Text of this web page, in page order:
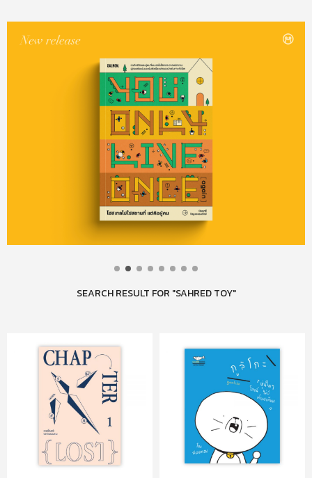
SEARCH RESULT FOR "SAHRED TOY"